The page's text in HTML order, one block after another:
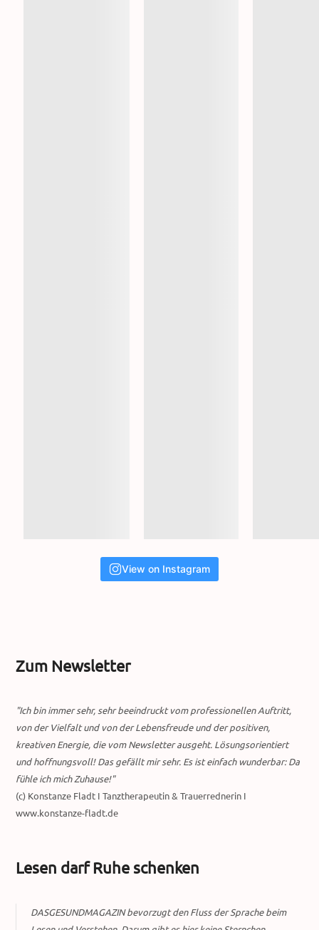
View on Instagram
Zum Newsletter
"Ich bin immer sehr, sehr beeindruckt vom professionellen Auftritt,
von der Vielfalt und von der Lebensfreude und der positiven,
kreativen Energie, die vom Newsletter ausgeht. Lösungsorientiert
und hoffnungsvoll! Das gefällt mir sehr. Es ist einfach wunderbar: Da
fühle ich mich Zuhause!"
(c) Konstanze Fladt I Tanztherapeutin & Trauerrednerin I
www.konstanze-fladt.de
Lesen darf Ruhe schenken
DASGESUNDMAGAZIN bevorzugt den Fluss der Sprache beim